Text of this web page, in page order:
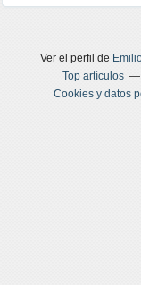
Ver el perfil de
Top artículos
Cookies y datos